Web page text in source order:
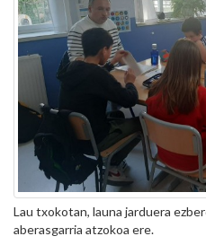
Lau txokotan, launa jarduera
aberasgarria atzokoa ere.